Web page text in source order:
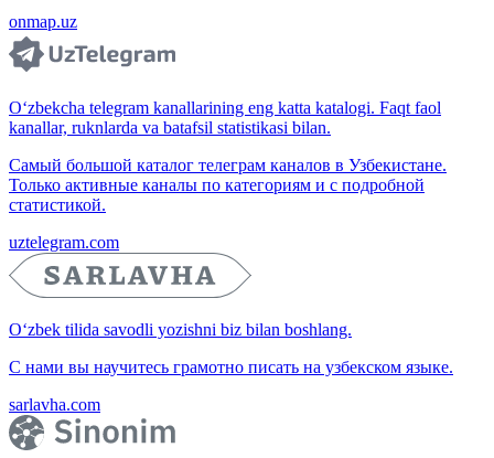
onmap.uz
O‘zbekcha telegram kanallarining eng katta katalogi. Faqt faol
kanallar, ruknlarda va batafsil statistikasi bilan.
Самый большой каталог телеграм каналов в Узбекистане.
Только активные каналы по категориям и с подробной
статистикой.
uztelegram.com
O‘zbek tilida savodli yozishni biz bilan boshlang.
С нами вы научитесь грамотно писать на узбекском языке.
sarlavha.com